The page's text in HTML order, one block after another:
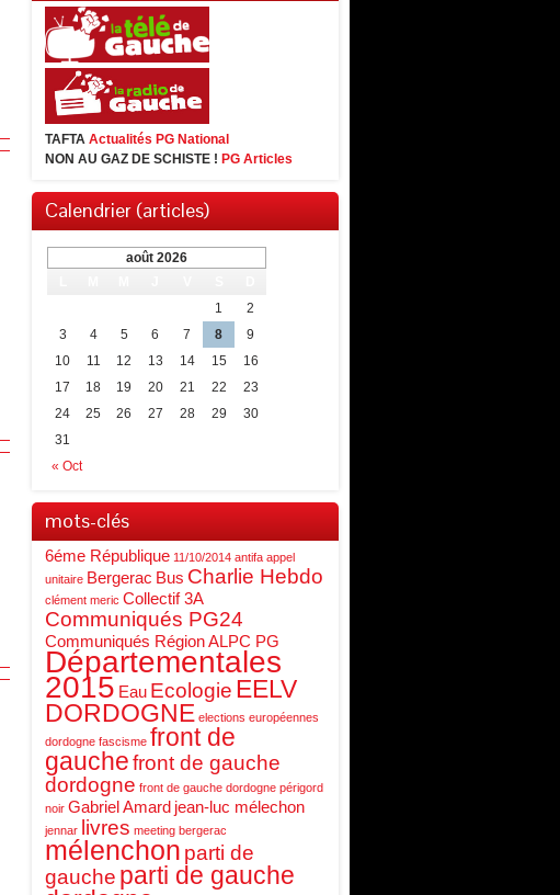
TAFTA Actualités PG National
NON AU GAZ DE SCHISTE ! PG Articles
Calendrier (articles)
août 2026
« Oct
1
2
3
4 5 6 7 8
9
10
11 12 13 14 15
16
17
18 19 20 21 22
23
24
25 26 27 28 29
30
31
mots-clés
6éme République 11/10/2014 antifa appel
unitaire Bergerac Bus Charlie Hebdo
clément meric Collectif 3A
Communiqués PG24
Communiqués Région ALPC PG
Départementales
2015 Eau Ecologie EELV
DORDOGNE elections européennes
dordogne fascisme front de
gauchefront de gauche
dordogne front de gauche dordogne périgord
noir Gabriel Amard jean-luc mélechon
jennar livres meeting bergerac
mélenchon parti de
gauche parti de gauche